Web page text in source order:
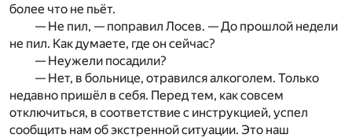
более что не пьёт.
— Не пил, — поправил Лосев. — До прошлой недели
не пил. Как думаете, где он сейчас?
— Неужели посадили?
— Нет, в больнице, отравился алкоголем. Только
недавно пришёл в себя. Перед тем, как совсем
отключиться, в соответствие с инструкцией, успел
сообщить нам об экстренной ситуации. Это наш